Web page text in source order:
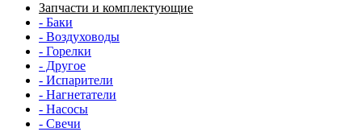
Запчасти и комплектующие
- Баки
- Воздуховоды
- Горелки
- Другое
- Испарители
- Нагнетатели
- Насосы
- Свечи